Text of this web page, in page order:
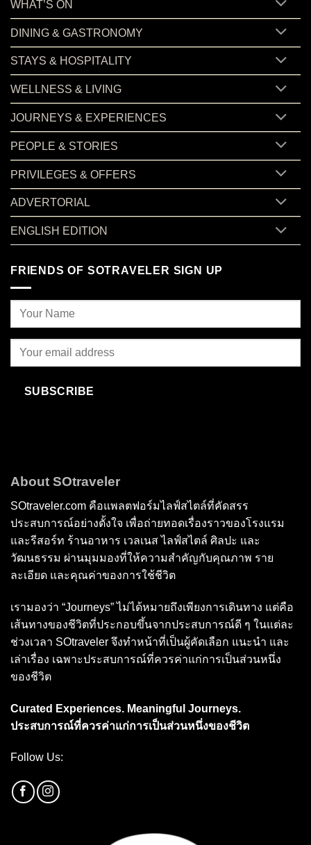
WHAT’S ON
DINING & GASTRONOMY
STAYS & HOSPITALITY
WELLNESS & LIVING
JOURNEYS & EXPERIENCES
PEOPLE & STORIES
PRIVILEGES & OFFERS
ADVERTORIAL
ENGLISH EDITION
FRIENDS OF SOTRAVELER SIGN UP
SUBSCRIBE
About SOtraveler
SOtraveler.com คือแพลตฟอร์มไลฟ์สไตล์ที่คัดสรร
ประสบการณ์อย่างตั้งใจ เพื่อถ่ายทอดเรื่องราวของโรงแรม
และรีสอร์ท ร้านอาหาร เวลเนส ไลฟ์สไตล์ ศิลปะ และ
วัฒนธรรม ผ่านมุมมองที่ให้ความสำคัญกับคุณภาพ ราย
ละเอียด และคุณค่าของการใช้ชีวิต
เรามองว่า “Journeys” ไม่ได้หมายถึงเพียงการเดินทาง แต่คือ
เส้นทางของชีวิตที่ประกอบขึ้นจากประสบการณ์ดี ๆ ในแต่ละ
ช่วงเวลา SOtraveler จึงทำหน้าที่เป็นผู้คัดเลือก แนะนำ และ
เล่าเรื่อง เฉพาะประสบการณ์ที่ควรค่าแก่การเป็นส่วนหนึ่ง
ของชีวิต
Curated Experiences. Meaningful Journeys.
ประสบการณ์ที่ควรค่าแก่การเป็นส่วนหนึ่งของชีวิต
Follow Us: